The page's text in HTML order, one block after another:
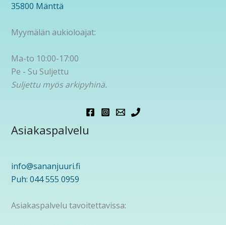
35800 Mänttä
Myymälän aukioloajat:
Ma-to 10:00-17:00
Pe - Su Suljettu
Suljettu myös arkipyhinä.
Asiakaspalvelu
info@sananjuuri.fi
Puh: 044 555 0959
Asiakaspalvelu tavoitettavissa: